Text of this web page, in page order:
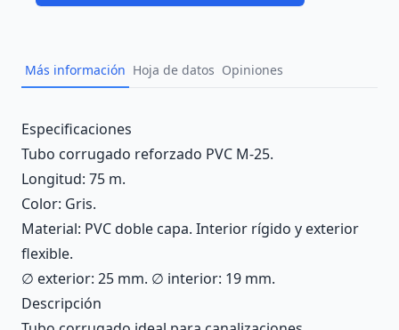
Más información Hoja de datos Opiniones
Description
Especificaciones
Tubo corrugado reforzado PVC M-25.
Longitud: 75 m.
Color: Gris.
Material: PVC doble capa. Interior rígido y exterior
flexible.
∅ exterior: 25 mm. ∅ interior: 19 mm.
Descripción